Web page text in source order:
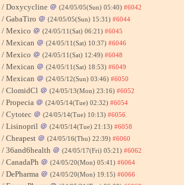
/ Doxycycline ＠ (24/05/05(Sun) 05:40) #6042
/ GabaTiro ＠ (24/05/05(Sun) 15:31) #6044
/ Mexico ＠ (24/05/11(Sat) 06:21) #6045
/ Mexican ＠ (24/05/11(Sat) 10:37) #6046
/ Mexico ＠ (24/05/11(Sat) 12:49) #6048
/ Mexican ＠ (24/05/11(Sat) 18:53) #6049
/ Mexican ＠ (24/05/12(Sun) 03:46) #6050
/ ClomidCl ＠ (24/05/13(Mon) 23:16) #6052
/ Propecia ＠ (24/05/14(Tue) 02:32) #6054
/ Cytotec ＠ (24/05/14(Tue) 10:13) #6056
/ Lisinopril ＠ (24/05/14(Tue) 21:13) #6058
/ Cheapest ＠ (24/05/16(Thu) 22:39) #6060
/ 36and6health ＠ (24/05/17(Fri) 05:21) #6062
/ CanadaPh ＠ (24/05/20(Mon) 05:41) #6064
/ DePharma ＠ (24/05/20(Mon) 19:15) #6066